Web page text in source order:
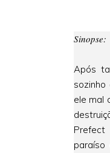
Sinopse:
Após
ele mal
Prefect